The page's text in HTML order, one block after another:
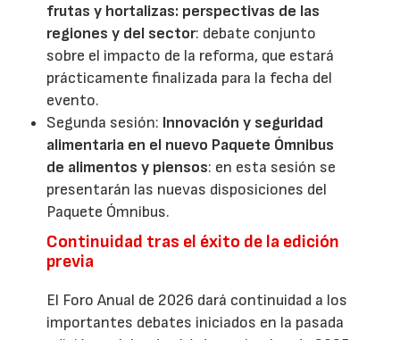
frutas y hortalizas: perspectivas de las
regiones y del sector: debate conjunto
sobre el impacto de la reforma, que estará
prácticamente finalizada para la fecha del
evento.
Segunda sesión: Innovación y seguridad
alimentaria en el nuevo Paquete Ómnibus
de alimentos y piensos: en esta sesión se
presentarán las nuevas disposiciones del
Paquete Ómnibus.
Continuidad tras el éxito de la edición
previa
El Foro Anual de 2026 dará continuidad a los
importantes debates iniciados en la pasada